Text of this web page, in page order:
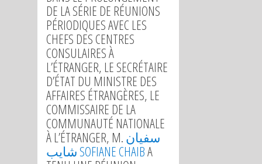
DE LA SÉRIE DE RÉUNIONS
PÉRIODIQUES AVEC LES
CHEFS DES CENTRES
CONSULAIRES À
L’ÉTRANGER, LE SECRÉTAIRE
D’ÉTAT DU MINISTRE DES
AFFAIRES ÉTRANGÈRES, LE
COMMISSAIRE DE LA
COMMUNAUTÉ NATIONALE
À L’ÉTRANGER, M. سفيان
شايب SOFIANE CHAIBA